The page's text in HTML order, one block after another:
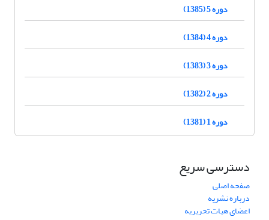
دوره 5 (1385)
دوره 4 (1384)
دوره 3 (1383)
دوره 2 (1382)
دوره 1 (1381)
دسترسی سریع
صفحه اصلی
درباره نشریه
اعضای هیات تحریریه